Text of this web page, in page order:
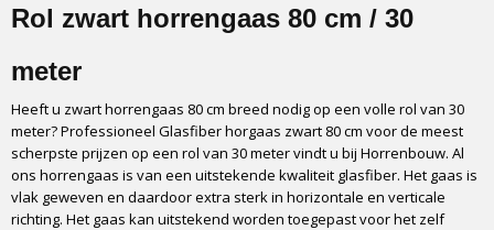
Afmetingen (l,b,h)
Materiaal
Opbouw
Geweven en gelast
Herkomst
Europese makelij (dus geen Chinees gaas)
Beschikbare breedtes
Rol zwart horrengaas 80 cm / 30
meter
Heeft u zwart horrengaas 80 cm breed nodig op een volle rol van 30
meter? Professioneel Glasfiber horgaas zwart 80 cm voor de meest
scherpste prijzen op een rol van 30 meter vindt u bij Horrenbouw. Al
ons horrengaas is van een uitstekende kwaliteit glasfiber. Het gaas is
vlak geweven en daardoor extra sterk in horizontale en verticale
richting. Het gaas kan uitstekend worden toegepast voor het zelf